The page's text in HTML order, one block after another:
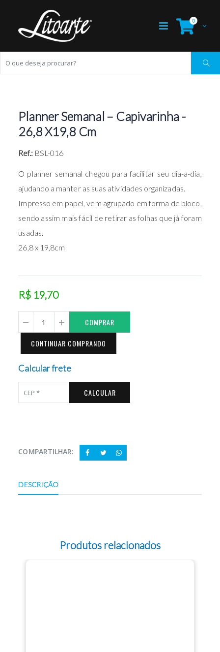
0
Planner Semanal – Capivarinha -
26,8 X19,8 Cm
Ref.: BSL-016
O planner semanal chegou para facilitar seu dia-a-dia,
ajudando a manter as suas atividades organizadas.
Impresso em papel, vem agrupado em forma de bloco,
sendo assim mais fácil de retirar as folhas que já foram
usadas.
26,8 x 19,8cm
R$ 19,70
COMPRAR
CONTINUAR COMPRANDO
Calcular frete
CALCULAR
COMPARTILHAR:
DESCRIÇÃO
Produtos relacionados